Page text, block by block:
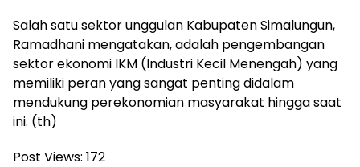
Salah satu sektor unggulan Kabupaten Simalungun,
Ramadhani mengatakan, adalah pengembangan
sektor ekonomi IKM (Industri Kecil Menengah) yang
memiliki peran yang sangat penting didalam
mendukung perekonomian masyarakat hingga saat
ini. (th)
Post Views: 172